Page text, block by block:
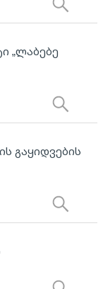
„ლაბებე
გაყიდვების